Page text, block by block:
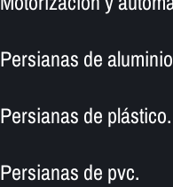
Persianas de
Persianas de plástico.
Persianas de pvc.